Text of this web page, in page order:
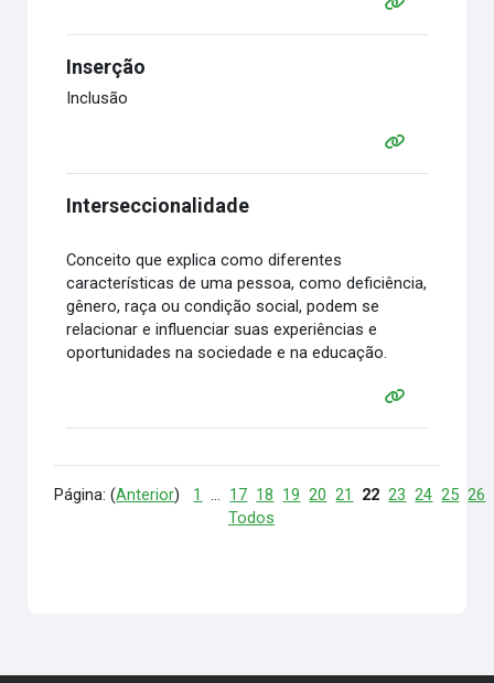
Inserção
Inclusão
Interseccionalidade
Conceito que explica como diferentes
características de uma pessoa, como deficiência,
gênero, raça ou condição social, podem se
relacionar e influenciar suas experiências e
oportunidades na sociedade e na educação.
Página: (Anterior) 1 ... 17 18 19 20 21 22 23 24 25 26
Todos